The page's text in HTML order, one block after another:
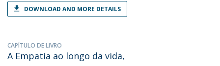
DOWNLOAD AND MORE DETAILS
CAPÍTULO DE LIVRO
A Empatia ao longo da vida,